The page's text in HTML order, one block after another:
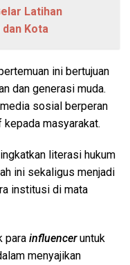
Latihan
Kota
ini bertujuan
dan generasi muda.
sosial berperan
masyarakat.
literasi hukum
ini sekaligus menjadi
institusi di mata
para influenceruntuk
menyajikan